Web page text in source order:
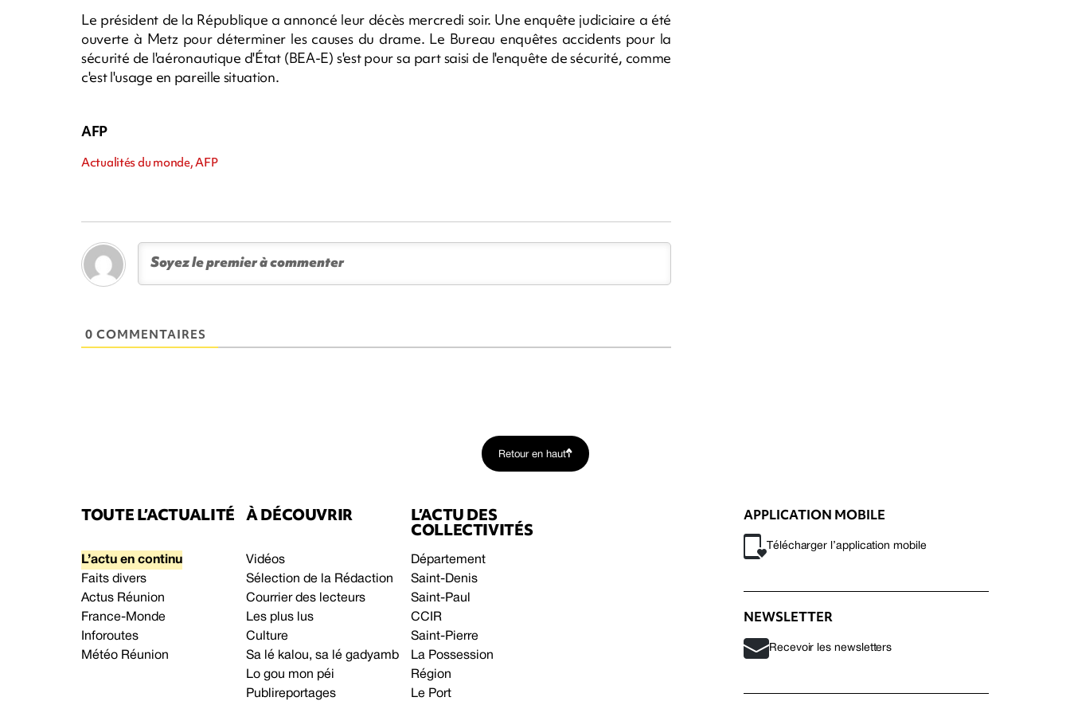
Le président de la République a annoncé leur décès mercredi soir. Une enquête judiciaire a été
ouverte à Metz pour déterminer les causes du drame. Le Bureau enquêtes accidents pour la
sécurité de l'aéronautique d'État (BEA-E) s'est pour sa part saisi de l'enquête de sécurité, comme
c'est l'usage en pareille situation.
AFP
Actualités du monde, AFP
0 COMMENTAIRES
Retour en haut
TOUTE L’ACTUALITÉ
L’actu en continu
Faits divers
Actus Réunion
France-Monde
Inforoutes
Météo Réunion
À DÉCOUVRIR
Vidéos
Sélection de la Rédaction
Courrier des lecteurs
Les plus lus
Culture
Sa lé kalou, sa lé gadyamb
Lo gou mon péi
Publireportages
L’ACTU DES
COLLECTIVITÉS
Département
Saint-Denis
Saint-Paul
CCIR
Saint-Pierre
La Possession
Région
Le Port
APPLICATION MOBILE
Télécharger l’application mobile
NEWSLETTER
Recevoir les newsletters